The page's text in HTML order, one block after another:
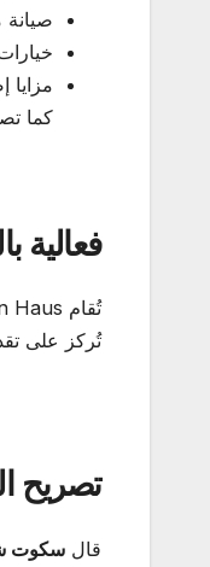
صيانة
كما
فعالية
تُقام Audi Open Haus على أساس
تُركز على
تصريح
قال سكوت